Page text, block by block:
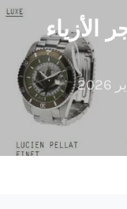
الأزياء